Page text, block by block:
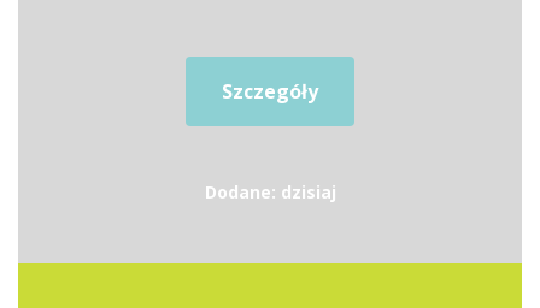
Szczegóły
Dodane: dzisiaj